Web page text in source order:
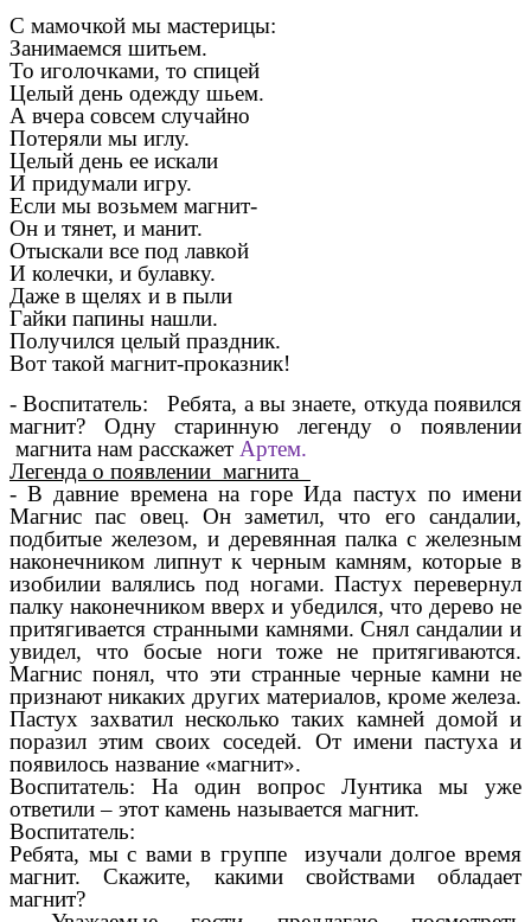
С мамочкой мы мастерицы:
Занимаемся шитьем.
То иголочками, то спицей
Целый день одежду шьем.
А вчера совсем случайно
Потеряли мы иглу.
Целый день ее искали
И придумали игру.
Если мы возьмем магнит-
Он и тянет, и манит.
Отыскали все под лавкой
И колечки, и булавку.
Даже в щелях и в пыли
Гайки папины нашли.
Получился целый праздник.
Вот такой магнит-проказник!
- Воспитатель: Ребята, а вы знаете, откуда появился
магнит? Одну старинную легенду о появлении
магнита нам расскажет Артем.
Легенда о появлении магнита
- В давние времена на горе Ида пастух по имени
Магнис пас овец. Он заметил, что его сандалии,
подбитые железом, и деревянная палка с железным
наконечником липнут к черным камням, которые в
изобилии валялись под ногами. Пастух перевернул
палку наконечником вверх и убедился, что дерево не
притягивается странными камнями. Снял сандалии и
увидел, что босые ноги тоже не притягиваются.
Магнис понял, что эти странные черные камни не
признают никаких других материалов, кроме железа.
Пастух захватил несколько таких камней домой и
поразил этим своих соседей. От имени пастуха и
появилось название «магнит».
Воспитатель: На один вопрос Лунтика мы уже
ответили – этот камень называется магнит.
Воспитатель:
Ребята, мы с вами в группе изучали долгое время
магнит. Скажите, какими свойствами обладает
магнит?